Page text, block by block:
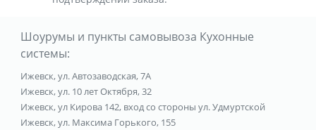
Шоурумы и пункты самовывоза Кухонные
системы:
Ижевск, ул. Автозаводская, 7А
Ижевск, ул. 10 лет Октября, 32
Ижевск, ул Кирова 142, вход со стороны ул. Удмуртской
Ижевск, ул. Максима Горького, 155